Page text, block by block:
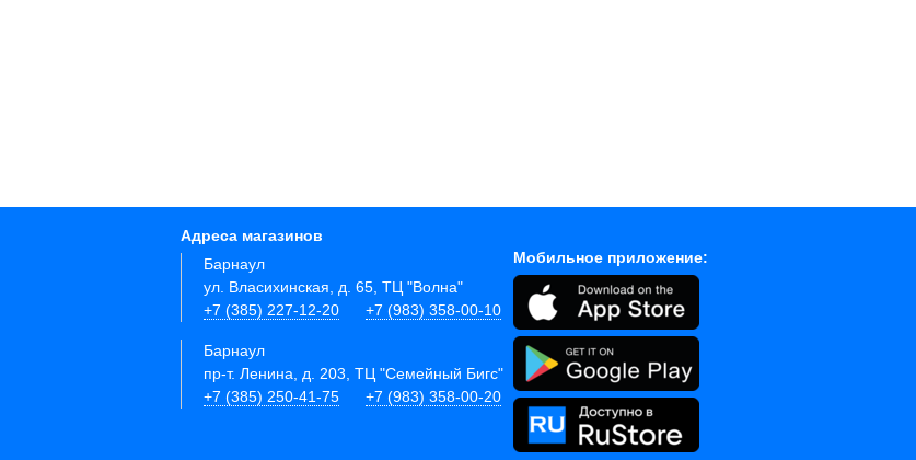
Адреса магазинов
Барнаул
ул. Власихинская, д. 65, ТЦ "Волна"
+7 (385) 227-12-20
+7 (983) 358-00-10
Барнаул
пр-т. Ленина, д. 203, ТЦ "Семейный Бигс"
+7 (385) 250-41-75
+7 (983) 358-00-20
Мобильное приложение: